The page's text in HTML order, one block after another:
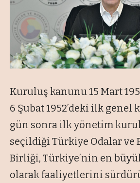
Kuruluş kanunu 15 Mart
6 Şubat 1952’deki ilk
gün sonra ilk yönetim
seçildiği Türkiye Odalar ve
Birliği, Türkiye’nin en
olarak faaliyetlerini